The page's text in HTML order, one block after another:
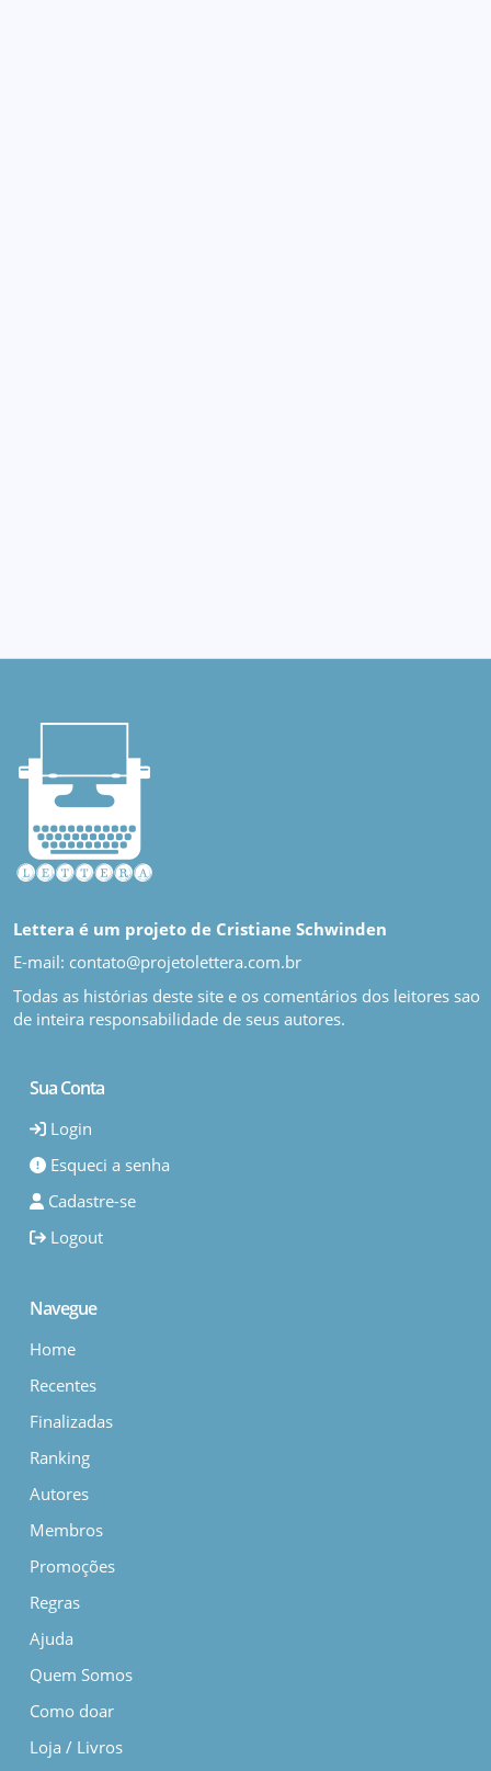
Lettera é um projeto de Cristiane Schwinden
E-mail: contato@projetolettera.com.br
Todas as histórias deste site e os comentários dos leitores sao
de inteira responsabilidade de seus autores.
Sua Conta
Login
Esqueci a senha
Cadastre-se
Logout
Navegue
Home
Recentes
Finalizadas
Ranking
Autores
Membros
Promoções
Regras
Ajuda
Quem Somos
Como doar
Loja / Livros